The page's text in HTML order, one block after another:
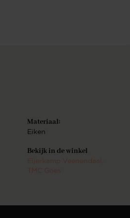
hebben wij ook andere
Zo hebben wij ook
soorten meubels uit
een totale woonbeleving.
Materiaal:
Eiken
Bekijk in de winkel
Eijerkamp Veenendaal
TMC Goes